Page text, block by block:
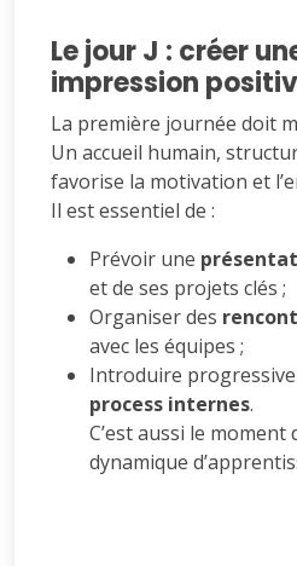
Le jour J : créer
impression
La première journée doit
Un accueil humain,
favorise la motivation et
Il est essentiel de :
Prévoir une
et de ses projets clés ;
Organiser des
avec les équipes ;
Introduire
process internes.
C’est aussi le moment
dynamique